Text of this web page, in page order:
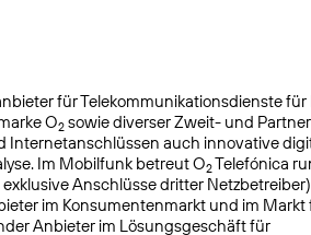
für Telekommunikationsdienste
O2 sowie diverser Zweit- und
Internetanschlüssen auch innovative
Im Mobilfunk betreut O2Telefónica
Anschlüsse dritter
im Konsumentenmarkt und im
Anbieter im Lösungsgeschäft für